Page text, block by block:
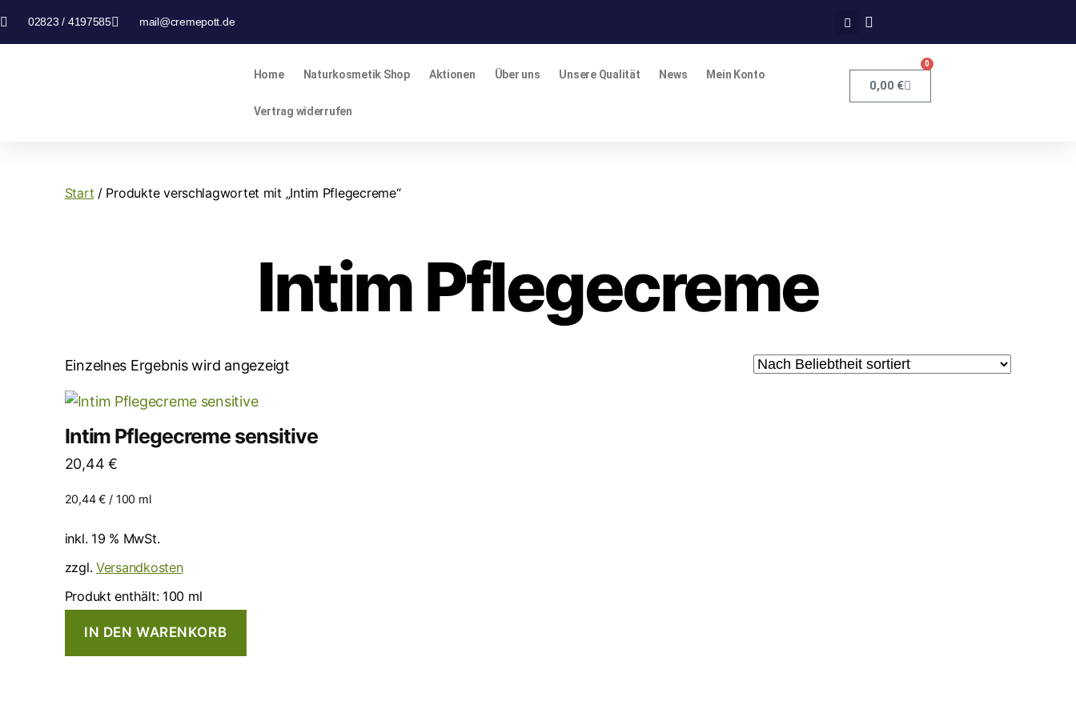
02823 / 4197585 mail@cremepott.de
Home Naturkosmetik Shop Aktionen Über uns Unsere Qualität News Mein Konto
Vertrag widerrufen
0,00 €
0
Start / Produkte verschlagwortet mit „Intim Pflegecreme“
Intim Pflegecreme
Einzelnes Ergebnis wird angezeigt
Intim Pflegecreme sensitive
20,44€
20,44€ / 100 ml
inkl. 19 % MwSt.
zzgl.Versandkosten
Produkt enthält: 100 ml
IN DEN WARENKORB